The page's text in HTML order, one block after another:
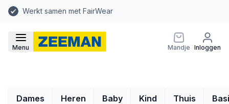
Werkt samen met FairWear
Menu Mandje Inloggen
Dames Heren Baby Kind Thuis